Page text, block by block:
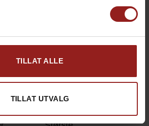
TILLAT ALLE
TILLAT UTVALG
Juletradisjoner – Den